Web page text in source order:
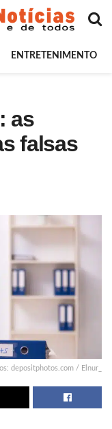
ENTRETENIMENTO
as
falsas
depositphotos.com / Elnur_